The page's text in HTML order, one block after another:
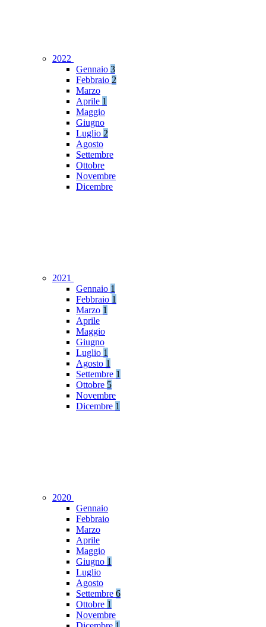
2022
Gennaio 3
Febbraio 2
Marzo
Aprile 1
Maggio
Giugno
Luglio 2
Agosto
Settembre
Ottobre
Novembre
Dicembre
2021
Gennaio 1
Febbraio 1
Marzo 1
Aprile
Maggio
Giugno
Luglio 1
Agosto 1
Settembre 1
Ottobre 5
Novembre
Dicembre 1
2020
Gennaio
Febbraio
Marzo
Aprile
Maggio
Giugno 1
Luglio
Agosto
Settembre 6
Ottobre 1
Novembre